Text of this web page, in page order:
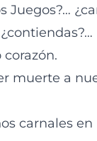
Juegos?…
muerte a
carnales en